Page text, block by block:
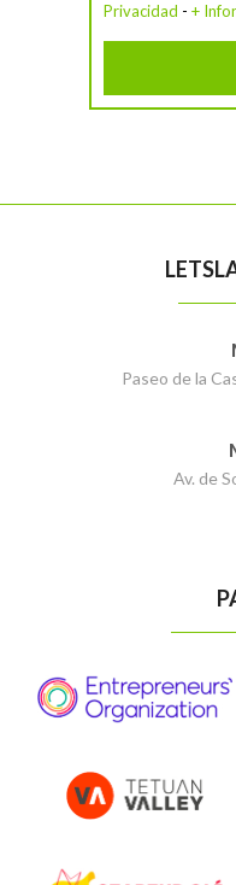
Privacidad - +
Paseo de la
Av. de